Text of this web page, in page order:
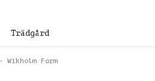
Trädgård
Form